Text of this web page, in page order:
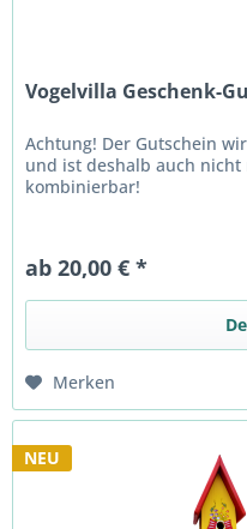
Vogelvilla Geschenk-
Achtung! Der Gutschein
und ist deshalb auch
kombinierbar!
ab 20,00 € *
Merken
NEU